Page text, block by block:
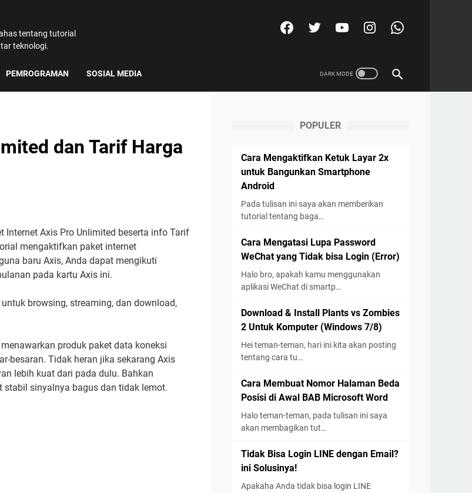
tentang tutorial
teknologi.
PEMROGRAMAN SOSIAL MEDIA
dan Tarif Harga
Axis Pro Unlimited beserta info Tarif
mengaktifkan paket internet
baru Axis, Anda dapat mengikuti
pada kartu Axis ini.
browsing, streaming, dan download,
produk paket data koneksi
besaran. Tidak heran jika sekarang Axis
lebih kuat dari pada dulu. Bahkan
stabil sinyalnya bagus dan tidak lemot.
POPULER
Cara Mengaktifkan Ketuk Layar 2x
untuk Bangunkan Smartphone
Android
Pada tulisan ini saya akan memberikan
tutorial tentang baga…
Cara Mengatasi Lupa Password
WeChat yang Tidak bisa Login (Error)
Halo bro, apakah kamu menggunakan
aplikasi WeChat di smartp…
Download & Install Plants vs Zombies
2 Untuk Komputer (Windows 7/8)
Hei teman-teman, hari ini kita akan posting
tentang cara tu…
Cara Membuat Nomor Halaman Beda
Posisi di Awal BAB Microsoft Word
Halo teman-teman, pada tulisan ini saya
akan membagikan tut…
Tidak Bisa Login LINE dengan Email?
ini Solusinya!
Apakaha Anda tidak bisa login LINE